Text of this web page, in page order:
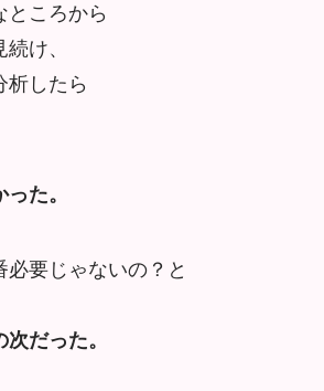
ところから
け、
析したら
た。
必要じゃないの？と
次だった。